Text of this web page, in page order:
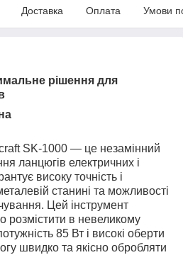
Доставка Оплата Умови
рішення для
SK-1000 — це незамінний
ланцюгів електричних і
високу точність і
станині та можливості
Цей інструмент
розмістити в невеликому
85 Вт і високі оберти
швидко та якісно обробляти